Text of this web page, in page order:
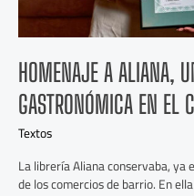
HOMENAJE A ALIANA,
GASTRONÓMICA EN EL
Textos
La librería Aliana conservaba,
de los comercios de barrio. En